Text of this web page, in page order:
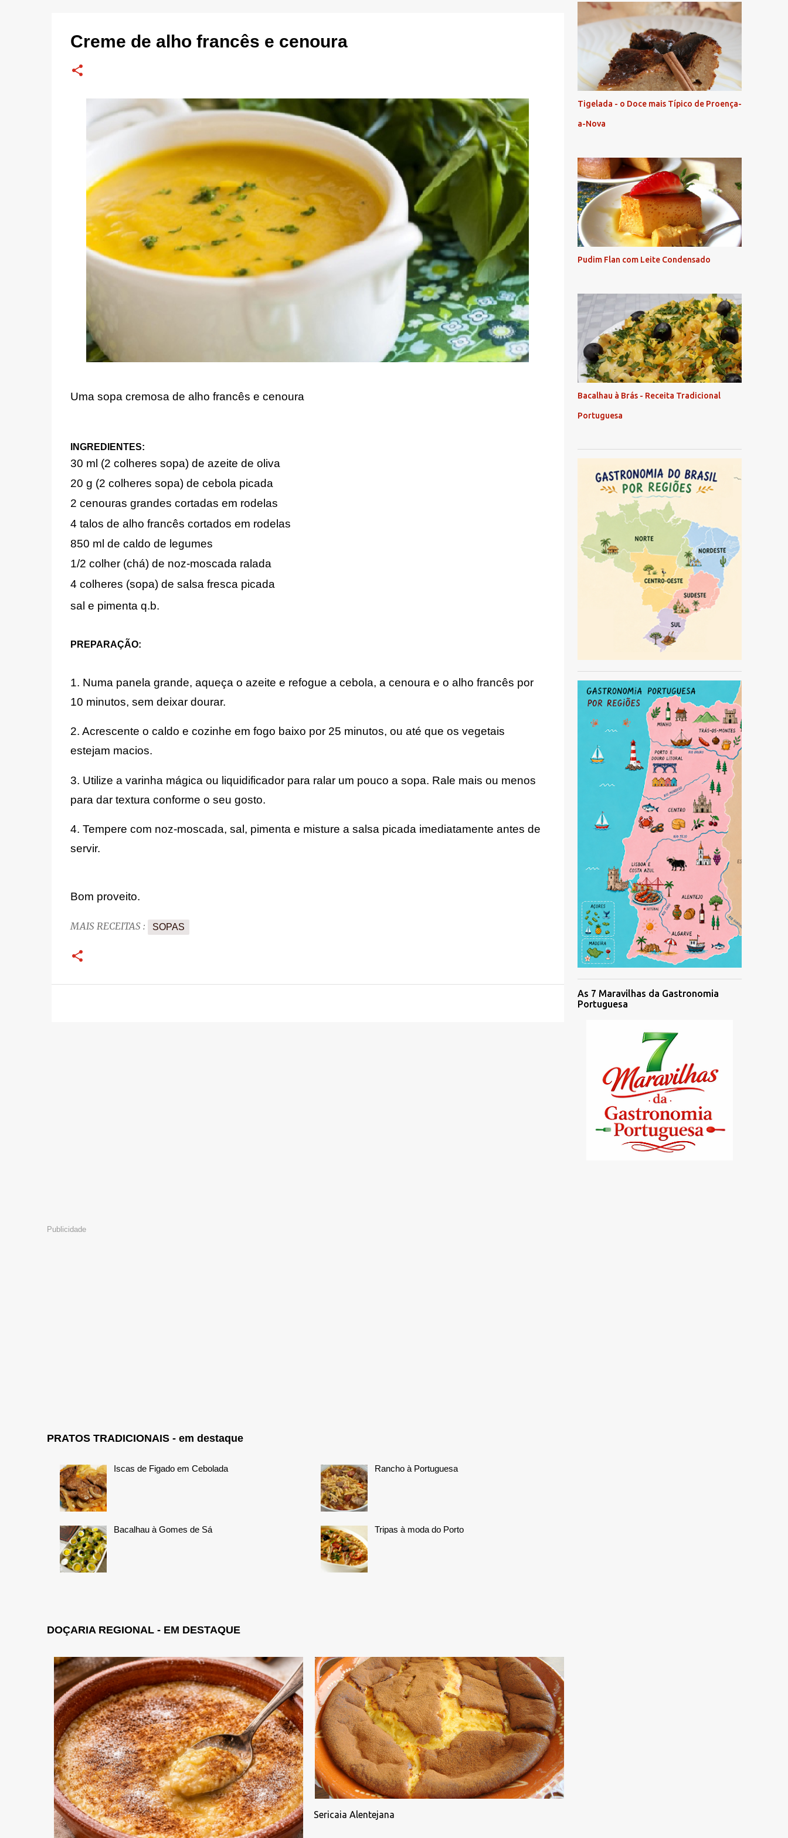
Creme de alho francês e cenoura
Uma sopa cremosa de alho francês e cenoura
INGREDIENTES:
30 ml (2 colheres sopa) de azeite de oliva
20 g (2 colheres sopa) de cebola picada
2 cenouras grandes cortadas em rodelas
4 talos de alho francês cortados em rodelas
850 ml de caldo de legumes
1/2 colher (chá) de noz-moscada ralada
4 colheres (sopa) de salsa fresca picada
sal e pimenta q.b.
PREPARAÇÃO:
1. Numa panela grande, aqueça o azeite e refogue a cebola, a cenoura e o alho francês por
10 minutos, sem deixar dourar.
2. Acrescente o caldo e cozinhe em fogo baixo por 25 minutos, ou até que os vegetais
estejam macios.
3. Utilize a varinha mágica ou liquidificador para ralar um pouco a sopa. Rale mais ou menos
para dar textura conforme o seu gosto.
4. Tempere com noz-moscada, sal, pimenta e misture a salsa picada imediatamente antes de
servir.
Bom proveito.
MAIS RECEITAS : SOPAS
Publicidade
PRATOS TRADICIONAIS - em destaque
Iscas de Figado em Cebolada
Bacalhau à Gomes de Sá
Rancho à Portuguesa
Tripas à moda do Porto
DOÇARIA REGIONAL - EM DESTAQUE
Sericaia Alentejana
Tigelada - o Doce mais Típico de Proença-
a-Nova
Pudim Flan com Leite Condensado
Bacalhau à Brás - Receita Tradicional
Portuguesa
As 7 Maravilhas da Gastronomia
Portuguesa